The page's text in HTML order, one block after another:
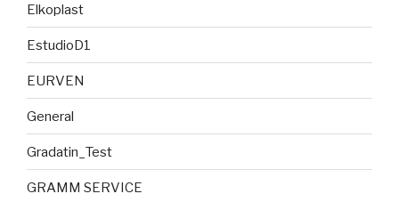
Elkoplast
EstudioD1
EURVEN
General
Gradatin_Test
GRAMM SERVICE